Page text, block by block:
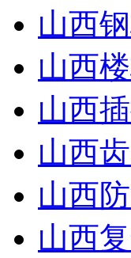
山西
山西
山西
山西
山西
山西